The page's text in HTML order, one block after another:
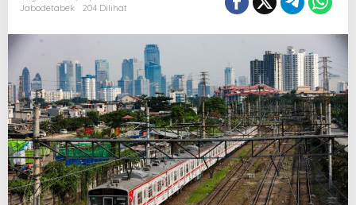
Jabodetabek
204 Dilihat